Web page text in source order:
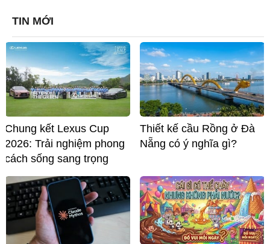
TIN MỚI
Chung kết Lexus Cup
2026: Trải nghiệm phong
cách sống sang trọng
Thiết kế cầu Rồng ở Đà
Nẵng có ý nghĩa gì?